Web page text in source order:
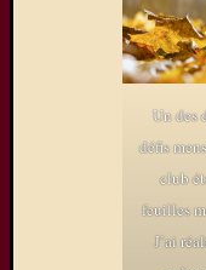
Un des
défis
club
feuilles
J’ai